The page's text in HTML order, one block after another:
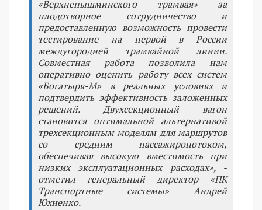
«Верхнепышминского трамвая» за
плодотворное сотрудничество и
предоставленную возможность провести
тестирование на первой в России
междугородней трамвайной линии.
Совместная работа позволила нам
оперативно оценить работу всех систем
«Богатыря-М» в реальных условиях и
подтвердить эффективность заложенных
решений. Двухсекционный вагон
становится оптимальной альтернативой
трехсекционным моделям для маршрутов
со средним пассажиропотоком,
обеспечивая высокую вместимость при
низких эксплуатационных расходах», -
отметил генеральный директор «ПК
Транспортные системы» Андрей
Юхненко.